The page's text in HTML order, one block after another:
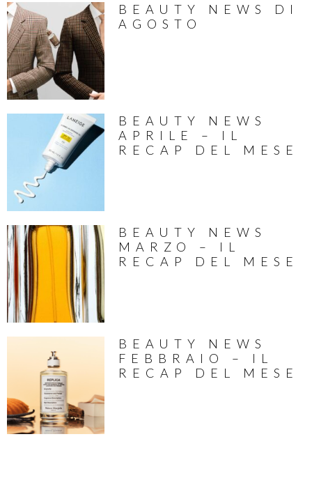
BEAUTY NEWS DI
AGOSTO
BEAUTY NEWS
APRILE – IL
RECAP DEL MESE
BEAUTY NEWS
MARZO – IL
RECAP DEL MESE
BEAUTY NEWS
FEBBRAIO – IL
RECAP DEL MESE